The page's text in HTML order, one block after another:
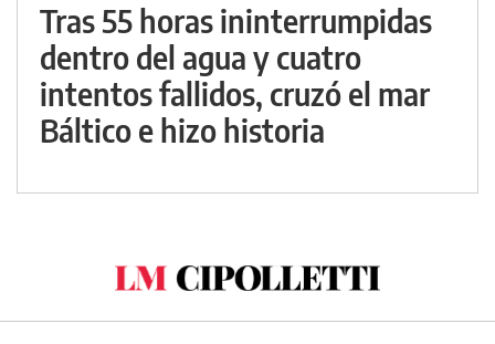
Tras 55 horas ininterrumpidas
dentro del agua y cuatro
intentos fallidos, cruzó el mar
Báltico e hizo historia